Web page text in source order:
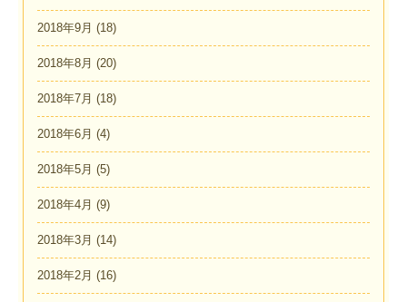
2018年9月 (18)
2018年8月 (20)
2018年7月 (18)
2018年6月 (4)
2018年5月 (5)
2018年4月 (9)
2018年3月 (14)
2018年2月 (16)